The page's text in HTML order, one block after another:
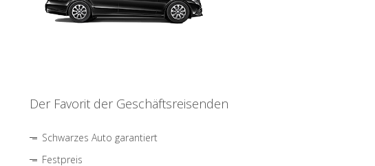
Der Favorit der Geschäftsreisenden
Schwarzes Auto garantiert
Festpreis